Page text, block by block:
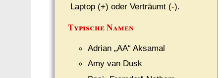
Laptop (+) oder Verträumt (-).
Typische Namen
Adrian „AA“ Aksamal
Amy van Dusk